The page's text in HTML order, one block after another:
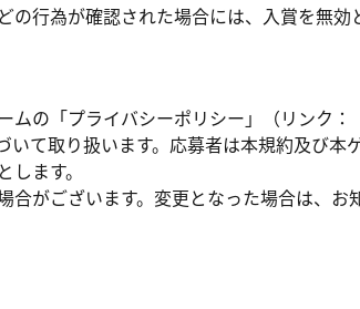
の行為が確認された場合には、入賞を無
ムの「プライバシーポリシー」（リンク：
て取り扱います。応募者は本規約及び本
します。
合がございます。変更となった場合は、お